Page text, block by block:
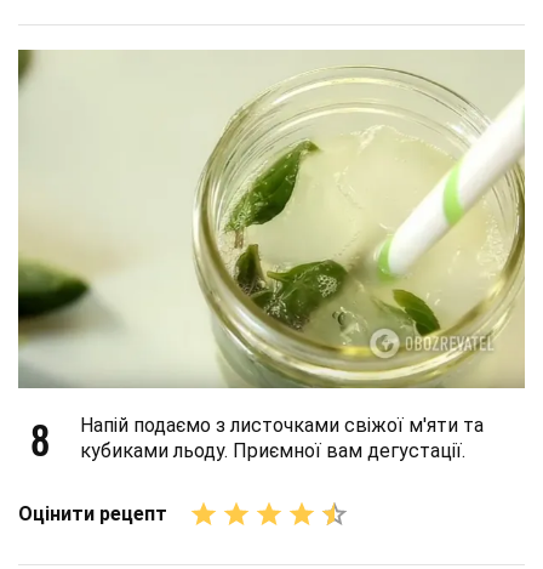
8
Напій подаємо з листочками свіжої м'яти та
кубиками льоду. Приємної вам дегустації.
Оцінити рецепт